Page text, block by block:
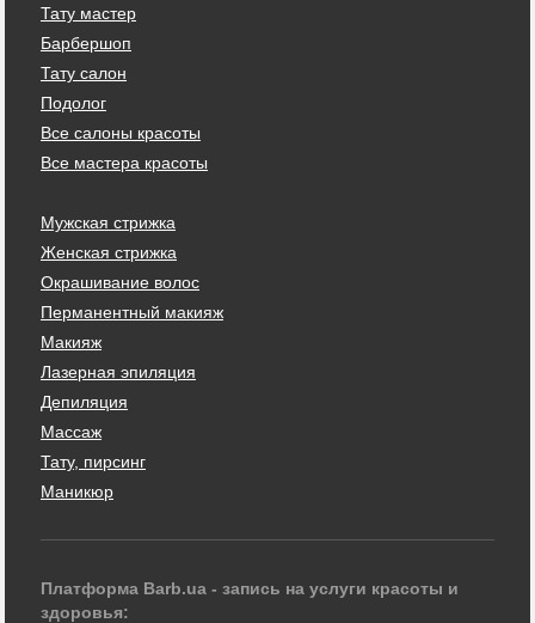
Тату мастер
Барбершоп
Тату салон
Подолог
Все салоны красоты
Все мастера красоты
Мужская стрижка
Женская стрижка
Окрашивание волос
Перманентный макияж
Макияж
Лазерная эпиляция
Депиляция
Массаж
Тату, пирсинг
Маникюр
Платформа Barb.ua - запись на услуги красоты и
здоровья: